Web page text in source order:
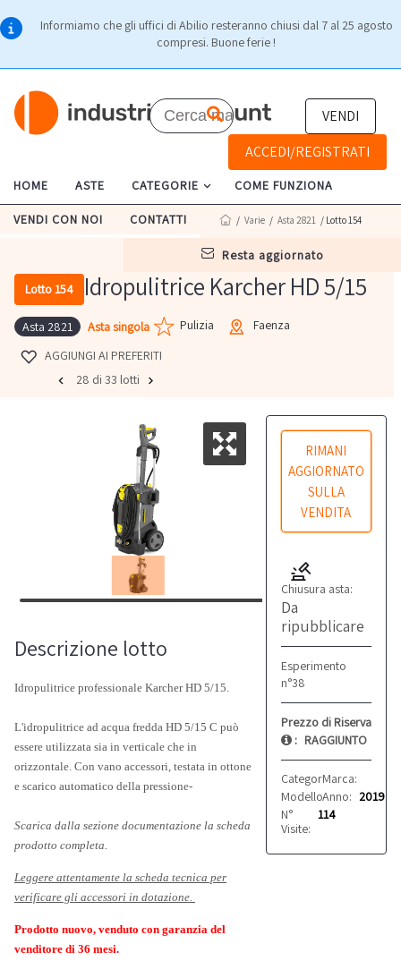
Informiamo che gli uffici di Abilio resteranno chiusi dal 7 al 25 agosto
compresi. Buone ferie !
VENDI
ACCEDI/REGISTRATI
HOME ASTE CATEGORIE COME FUNZIONA
VENDI CON NOI CONTATTI
resta aggiornato
/ Varie / Asta 2821 / Lotto 154
Lotto 154 Idropulitrice Karcher HD 5/15
Asta 2821 Asta singola Pulizia
Faenza
AGGIUNGI AI PREFERITI
28 di 33 lotti
RIMANI
AGGIORNATO
SULLA
VENDITA
Chiusura asta:
Da
ripubblicare
Esperimento
n°38
Prezzo di Riserva
: RAGGIUNTO
Categoria: Pulizia
Marca:
Modello: HD 5/15
Anno: 2019
N°
Visite:
114
Descrizione lotto
Idropulitrice professionale Karcher HD 5/15.
L'idropulitrice ad acqua fredda HD 5/15 C può
essere utilizzata sia in verticale che in
orizzontale. Con vano accessori, testata in ottone
e scarico automatico della pressione-
Scarica dalla sezione documentazione la scheda
prodotto completa.
Leggere attentamente la scheda tecnica per
verificare gli accessori in dotazione.
Prodotto nuovo, venduto con garanzia del
venditore di 36 mesi.